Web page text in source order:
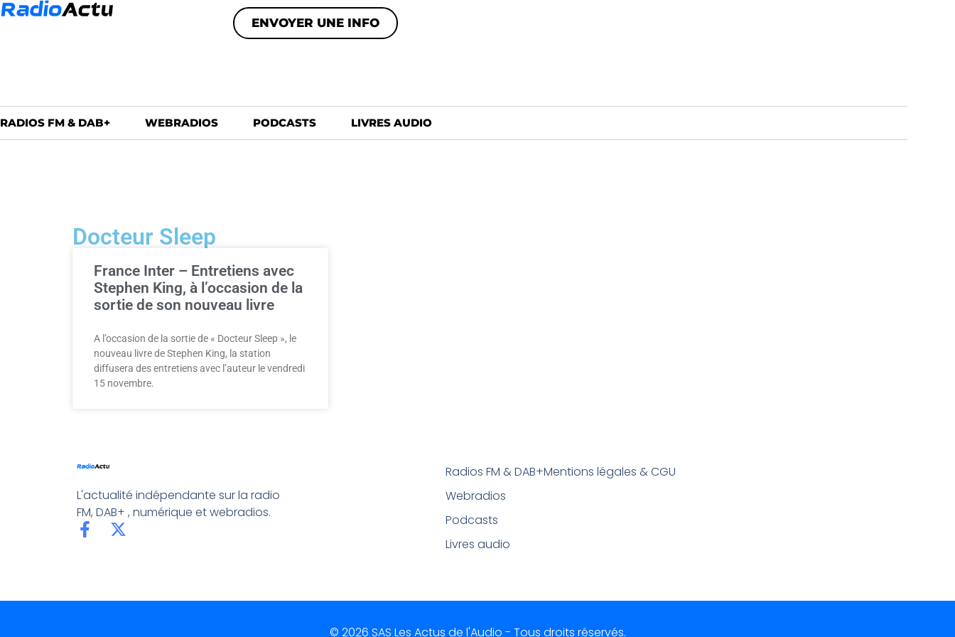
ENVOYER UNE INFO
RADIOS FM & DAB+ WEBRADIOS PODCASTS LIVRES AUDIO
Docteur Sleep
France Inter – Entretiens avec
Stephen King, à l’occasion de la
sortie de son nouveau livre
A l’occasion de la sortie de « Docteur Sleep », le
nouveau livre de Stephen King, la station
diffusera des entretiens avec l’auteur le vendredi
15 novembre.
L'actualité indépendante sur la radio
FM, DAB+ , numérique et webradios.
Radios FM & DAB+
Webradios
Podcasts
Livres audio
Mentions légales & CGU
© 2026 SAS Les Actus de l'Audio - Tous droits réservés.